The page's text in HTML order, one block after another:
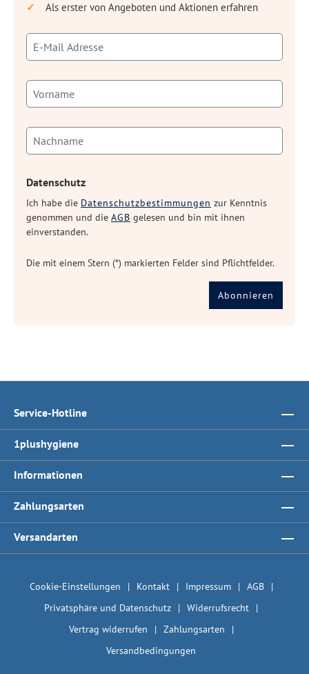
Als erster von Angeboten und Aktionen erfahren
Datenschutz
Ich habe die Datenschutzbestimmungen zur Kenntnis
genommen und die AGB gelesen und bin mit ihnen
einverstanden.
Die mit einem Stern (*) markierten Felder sind Pflichtfelder.
Abonnieren
Service-Hotline
1plushygiene
Informationen
Zahlungsarten
Versandarten
Cookie-Einstellungen Kontakt Impressum
AGB
Privatsphäre und Datenschutz
Widerrufsrecht
Vertrag widerrufen
Zahlungsarten
Versandbedingungen